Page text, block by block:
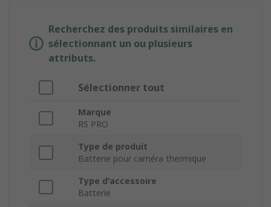
Recherchez des produits similaires en
sélectionnant un ou plusieurs
attributs.
Sélectionner tout
Marque
RS PRO
Type de produit
Batterie pour caméra thermique
Type d'accessoire
Batterie